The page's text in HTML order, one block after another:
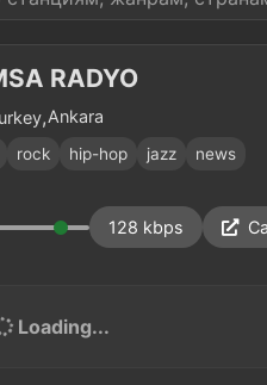
RADYO
,Ankara
rock hip-hop jazz news
128 kbps
Loading...